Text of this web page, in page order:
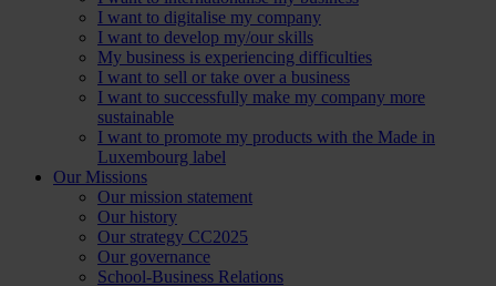
I want to digitalise my company
I want to develop my/our skills
My business is experiencing difficulties
I want to sell or take over a business
I want to successfully make my company more
sustainable
I want to promote my products with the Made in
Luxembourg label
Our Missions
Our mission statement
Our history
Our strategy CC2025
Our governance
School-Business Relations